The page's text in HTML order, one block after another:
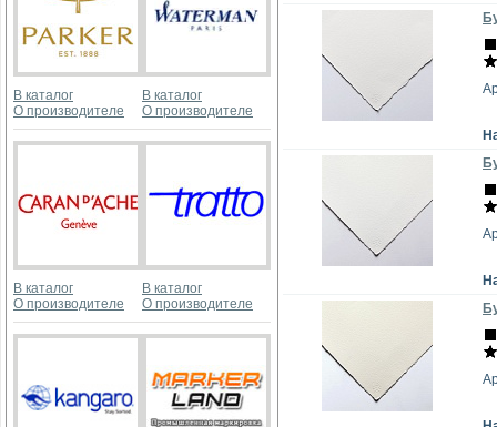
В каталог
О производителе
В каталог
О производителе
В каталог
О производителе
В каталог
О производителе